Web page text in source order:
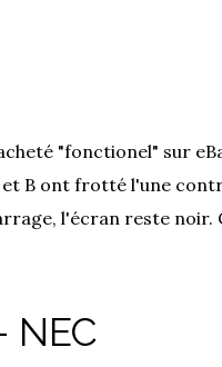
"fonctionel" sur
et B ont frotté l'une
l'écran reste noir.
NEC